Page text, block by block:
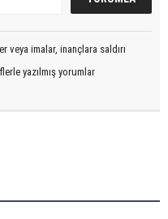
imalar, inançlara saldırı
yazılmış yorumlar